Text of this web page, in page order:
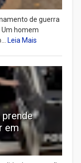
de guerra
Um homem
Leia Mais
em